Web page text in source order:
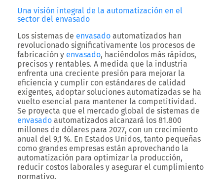
Una visión integral de la automatización en el
sector del envasado
Los sistemas de envasado automatizados han
revolucionado significativamente los procesos de
fabricación y envasado, haciéndolos más rápidos,
precisos y rentables. A medida que la industria
enfrenta una creciente presión para mejorar la
eficiencia y cumplir con estándares de calidad
exigentes, adoptar soluciones automatizadas se ha
vuelto esencial para mantener la competitividad.
Se proyecta que el mercado global de sistemas de
envasado automatizados alcanzará los 81.800
millones de dólares para 2027, con un crecimiento
anual del 9,1 %. En Estados Unidos, tanto pequeñas
como grandes empresas están aprovechando la
automatización para optimizar la producción,
reducir costos laborales y asegurar el cumplimiento
normativo.